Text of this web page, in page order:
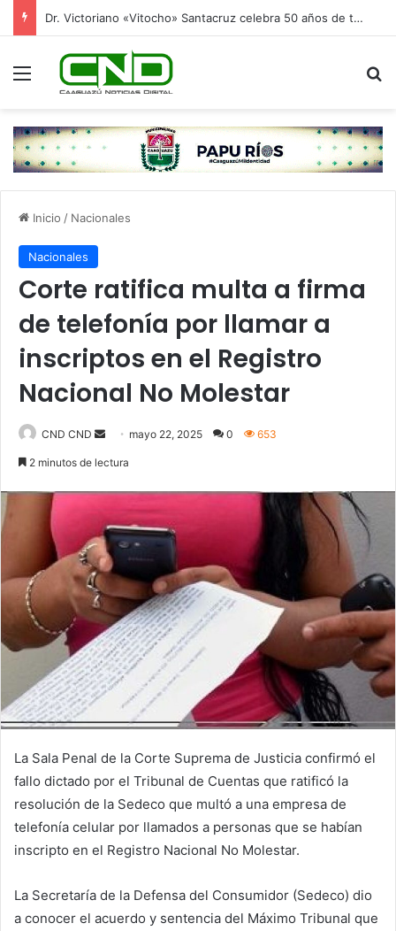
Dr. Victoriano «Vitocho» Santacruz celebra 50 años de trayectoria al servicio de la salud
Menú
Inicio / Nacionales
Nacionales
Corte ratifica multa a firma
de telefonía por llamar a
inscriptos en el Registro
Nacional No Molestar
CND CND
d
a
n
e
i
l
mayo 22, 2025 0 653
2 minutos de lectura
La Sala Penal de la Corte Suprema de Justicia confirmó el
fallo dictado por el Tribunal de Cuentas que ratificó la
resolución de la Sedeco que multó a una empresa de
telefonía celular por llamados a personas que se habían
inscripto en el Registro Nacional No Molestar.
La Secretaría de la Defensa del Consumidor (Sedeco) dio
a conocer el acuerdo y sentencia del Máximo Tribunal que